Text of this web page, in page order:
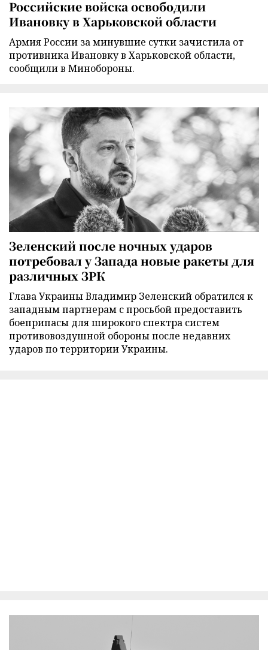
Российские войска освободили
Ивановку в Харьковской области
Армия России за минувшие сутки зачистила от
противника Ивановку в Харьковской области,
сообщили в Минобороны.
Зеленский после ночных ударов
потребовал у Запада новые ракеты для
различных ЗРК
Глава Украины Владимир Зеленский обратился к
западным партнерам с просьбой предоставить
боеприпасы для широкого спектра систем
противовоздушной обороны после недавних
ударов по территории Украины.